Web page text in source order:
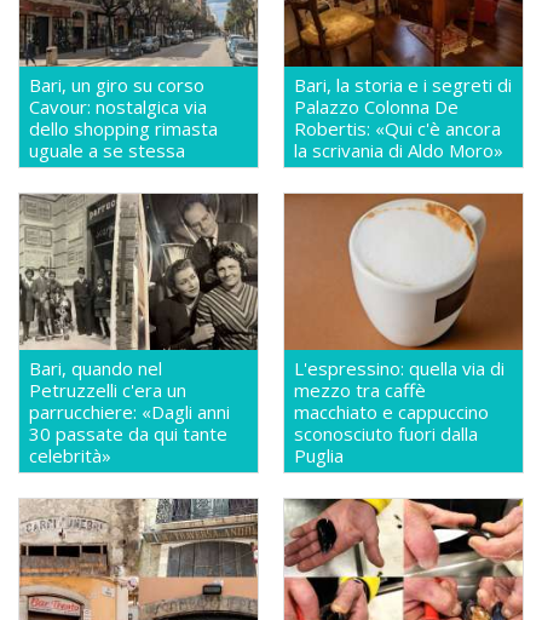
Bari, un giro su corso
Cavour: nostalgica via
dello shopping rimasta
uguale a se stessa
Bari, la storia e i segreti di
Palazzo Colonna De
Robertis: «Qui c'è ancora
la scrivania di Aldo Moro»
Bari, quando nel
Petruzzelli c'era un
parrucchiere: «Dagli anni
30 passate da qui tante
celebrità»
L'espressino: quella via di
mezzo tra caffè
macchiato e cappuccino
sconosciuto fuori dalla
Puglia